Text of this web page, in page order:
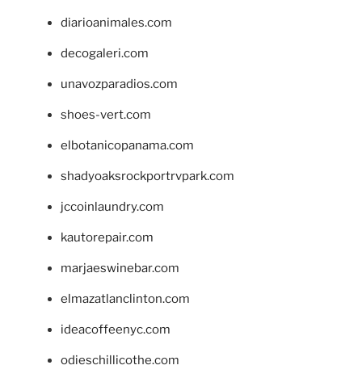
diarioanimales.com
decogaleri.com
unavozparadios.com
shoes-vert.com
elbotanicopanama.com
shadyoaksrockportrvpark.com
jccoinlaundry.com
kautorepair.com
marjaeswinebar.com
elmazatlanclinton.com
ideacoffeenyc.com
odieschillicothe.com